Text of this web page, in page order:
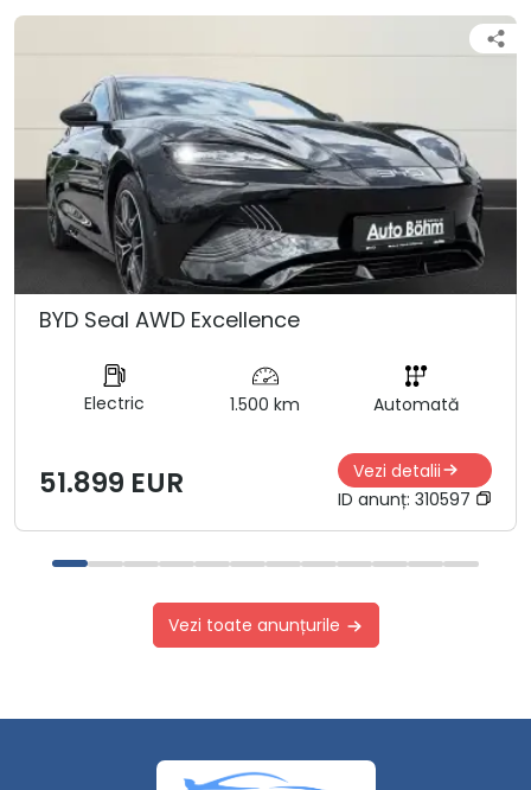
BYD Seal AWD Excellence
Electric 1.500 km Automată
51.899 EUR
Vezi detalii
ID anunț: 310597
Vezi toate anunțurile